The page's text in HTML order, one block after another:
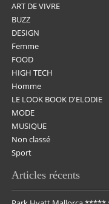
ART DE VIVRE
BUZZ
DESIGN
Femme
FOOD
HIGH TECH
Homme
LE LOOK BOOK D'ELODIE
MODE
MUSIQUE
Non classé
Sport
Articles récents